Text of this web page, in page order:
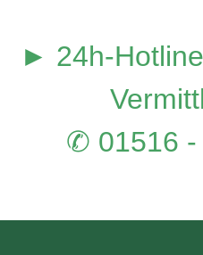
► 24h-
✆ 01516 -